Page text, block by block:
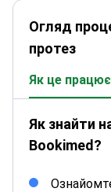
Огляд
протез
Як це працює
Як знайти
Bookimed?